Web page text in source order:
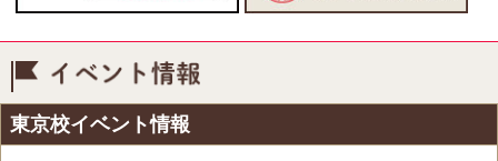
東京校イベント情報